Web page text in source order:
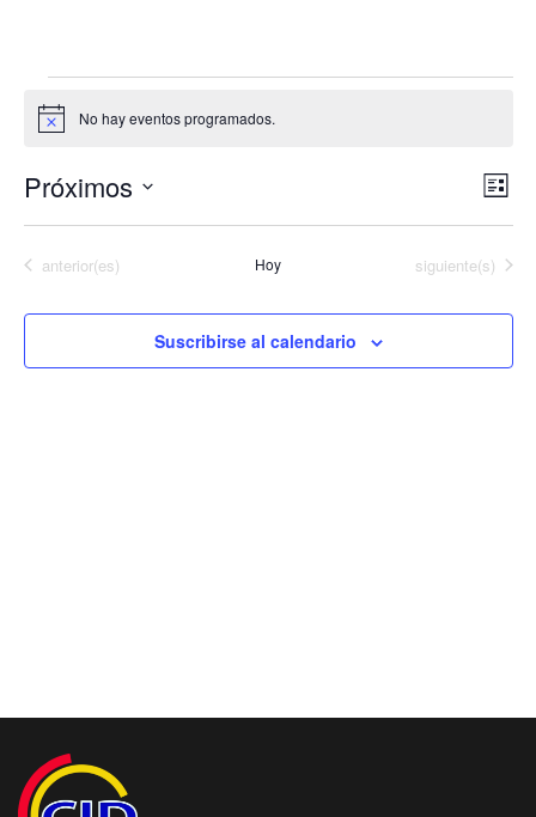
Aviso No hay eventos programados.
DE
DE
Lista
Próximos
fecha.
Eventos
anterior(es) Hoy Eventos
siguiente(s)
Suscribirse al calendario